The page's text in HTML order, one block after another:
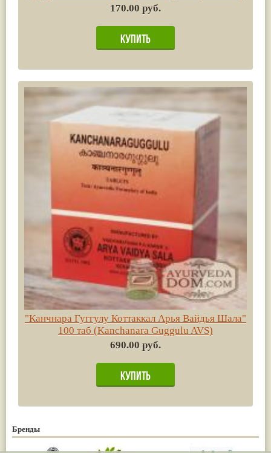
170.00 руб.
"Канчнара Гуггулу Коттаккал Арья Вайдья Шала"
100 таб (Kanchanara Guggulu AVS)
690.00 руб.
Бренды